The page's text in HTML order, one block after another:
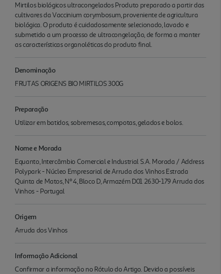
Mirtilos biológicos ultracongelados Produto preparado a partir das
cultivares da Vaccinium corymbosum, proveniente de agricultura
biológica. O produto é cuidadosamente selecionado, lavado e
submetido a um processo de ultracongelação, de forma a manter
as características organoléticas do produto final.
Denominação
FRUTAS ORIGENS BIO MIRTILOS 300G
Preparação
Utilizar em batidos, sobremesas, compotas, gelados e bolos.
Nome e Morada
Equanto, Intercâmbio Comercial e Industrial S.A. Morada / Address
Polypark - Núcleo Empresarial de Arruda dos Vinhos Estrada
Quinta de Matos, Nº 4, Bloco D, Armazém D01 2630-179 Arruda dos
Vinhos - Portugal
Origem
Arruda dos Vinhos
Informação Adicional
Confirmar a informação no Rótulo do Artigo. Devido a possíveis